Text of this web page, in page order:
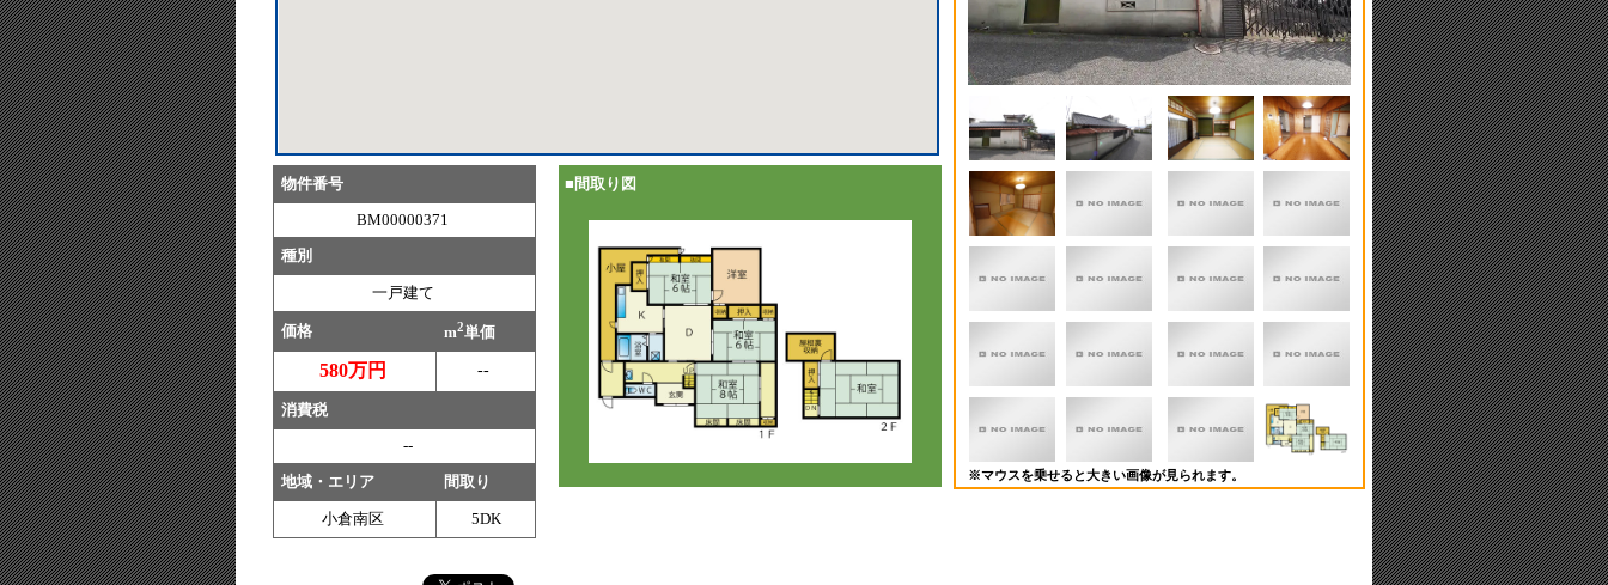
物件番号
BM00000371
種別
一戸建て
価格 m2単価
580万円 --
消費税
--
地域・エリア
間取り
小倉南区 5DK
■間取り図
※マウスを乗せると大きい画像が見られます。